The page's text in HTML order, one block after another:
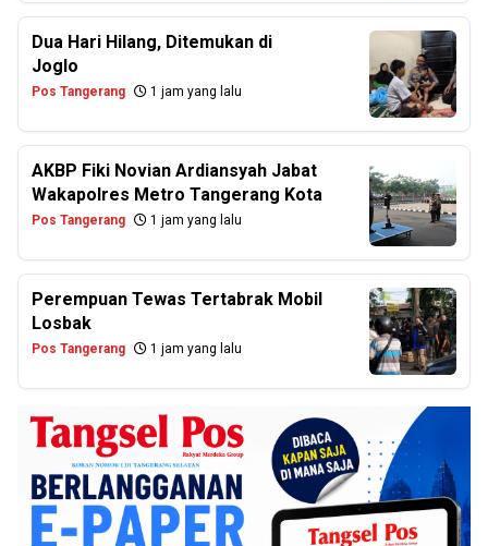
Dua Hari Hilang, Ditemukan di
Joglo
Pos Tangerang 1 jam yang lalu
AKBP Fiki Novian Ardiansyah Jabat
Wakapolres Metro Tangerang Kota
Pos Tangerang 1 jam yang lalu
Perempuan Tewas Tertabrak Mobil
Losbak
Pos Tangerang 1 jam yang lalu